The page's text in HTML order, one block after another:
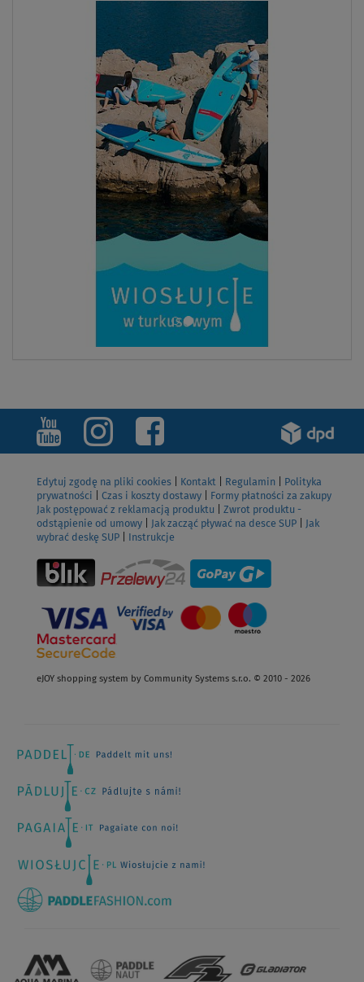
Edytuj zgodę na pliki cookies Kontakt Regulamin
Polityka
prywatności
Czas i koszty dostawy
Formy płatności za zakupy
Jak postępować z reklamacją produktu
Zwrot produktu -
odstąpienie od umowy
Jak zacząć pływać na desce SUP
Jak
wybrać deskę SUP
Instrukcje
eJOY shopping system by Community Systems s.r.o. © 2010 - 2026